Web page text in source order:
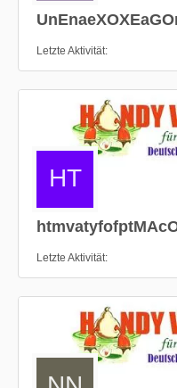
Letzte Aktivität
Letzte Aktivität